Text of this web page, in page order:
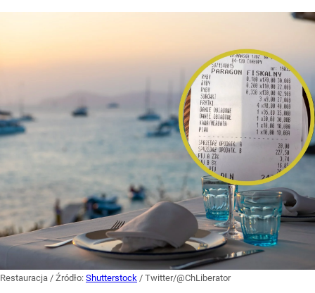
Restauracja / Źródło: Shutterstock / Twitter/@ChLiberator